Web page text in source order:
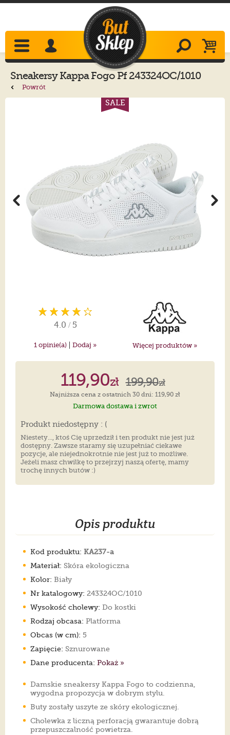
SneakersyKappa Fogo Pf 243324OC/1010
White
Powrót
SALE
4.0 / 5
1 opinie(a) | Dodaj » Więcej produktów »
119,90zł 199,90zł
Najniższa cena z ostatnich 30 dni: 119,90 zł
Darmowa dostawa i zwrot
Produkt niedostępny : (
Niestety..., ktoś Cię uprzedził i ten produkt nie jest już
dostępny. Zawsze staramy się uzupełniać ciekawe
pozycje, ale niejednokrotnie nie jest już to możliwe.
Jeżeli masz chwilkę to przejrzyj naszą ofertę, mamy
trochę innych butów :)
Opis produktu
Kod produktu: KA237-a
Materiał: Skóra ekologiczna
Kolor: Biały
Nr katalogowy: 243324OC/1010
Wysokość cholewy: Do kostki
Rodzaj obcasa: Platforma
Obcas (w cm): 5
Zapięcie: Sznurowane
Dane producenta: Pokaż »
Damskie sneakersy Kappa Fogo to codzienna,
wygodna propozycja w dobrym stylu.
Buty zostały uszyte ze skóry ekologicznej.
Cholewka z liczną perforacją gwarantuje dobrą
przepuszczalność powietrza.